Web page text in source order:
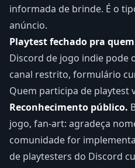
informada de brinde. É o
anúncio.
Playtest fechado pra
Discord de jogo indie pode
canal restrito, formulário
Quem participa de playtest
Reconhecimento público.
jogo, fan-art: agradeça
comunidade for
de playtesters do Discord